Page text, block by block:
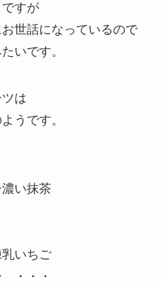
すが
世話になっているので
いです。
は
うです。
濃い抹茶
乳いちご
・・・